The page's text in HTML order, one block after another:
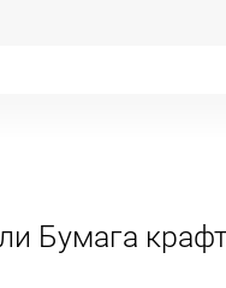
Бумага